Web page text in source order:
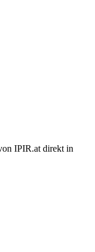
IPIR.at direkt in